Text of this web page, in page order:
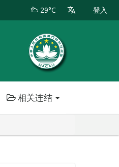
29°C 登入
相关连结